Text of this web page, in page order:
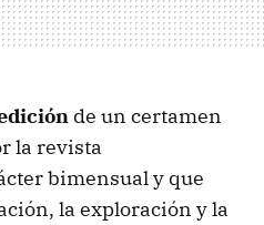
de un certamen
la revista
bimensual y que
la exploración y la